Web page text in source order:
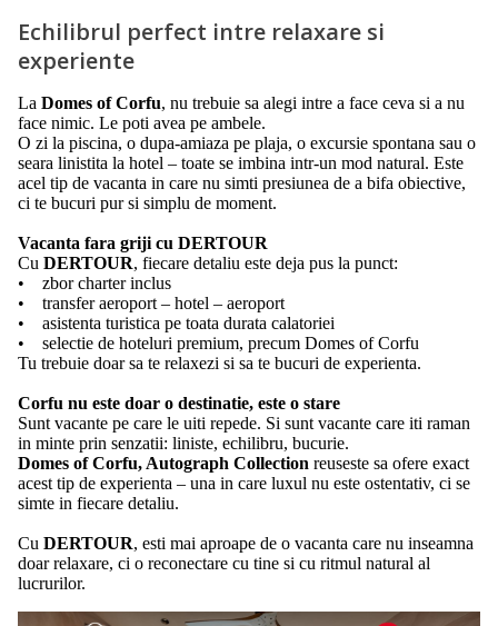
Echilibrul perfect intre relaxare si
experiente
La Domes of Corfu, nu trebuie sa alegi intre a face ceva si a nu
face nimic. Le poti avea pe ambele.
O zi la piscina, o dupa-amiaza pe plaja, o excursie spontana sau o
seara linistita la hotel – toate se imbina intr-un mod natural. Este
acel tip de vacanta in care nu simti presiunea de a bifa obiective,
ci te bucuri pur si simplu de moment.
Vacanta fara griji cu DERTOUR
Cu DERTOUR, fiecare detaliu este deja pus la punct:
• zbor charter inclus
• transfer aeroport – hotel – aeroport
• asistenta turistica pe toata durata calatoriei
• selectie de hoteluri premium, precum Domes of Corfu
Tu trebuie doar sa te relaxezi si sa te bucuri de experienta.
Corfu nu este doar o destinatie, este o stare
Sunt vacante pe care le uiti repede. Si sunt vacante care iti raman
in minte prin senzatii: liniste, echilibru, bucurie.
Domes of Corfu, Autograph Collection reuseste sa ofere exact
acest tip de experienta – una in care luxul nu este ostentativ, ci se
simte in fiecare detaliu.
Cu DERTOUR, esti mai aproape de o vacanta care nu inseamna
doar relaxare, ci o reconectare cu tine si cu ritmul natural al
lucrurilor.